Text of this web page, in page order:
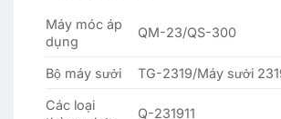
Máy móc áp
dụng
QM-23/QS-300
Bộ máy sưởi TG-2319/Máy sưởi
Các loại
Q-231911